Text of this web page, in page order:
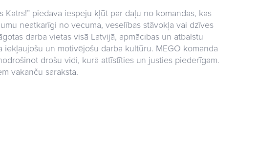
Katrs!” piedāvā iespēju kļūt par daļu no komandas, kas
neatkarīgi no vecuma, veselības stāvokļa vai dzīves
darba vietas visā Latvijā, apmācības un atbalstu
iekļaujošu un motivējošu darba kultūru. MEGO komanda
drošu vidi, kurā attīstīties un justies piederīgam.
vakanču saraksta.